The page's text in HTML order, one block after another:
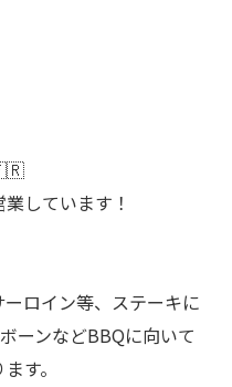
しています！
ロイン等、ステーキに
ーンなどBBQに向いて
す。